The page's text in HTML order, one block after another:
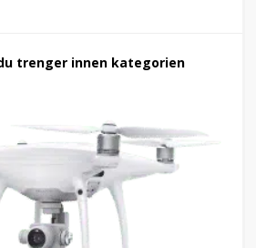
trenger innen kategorien